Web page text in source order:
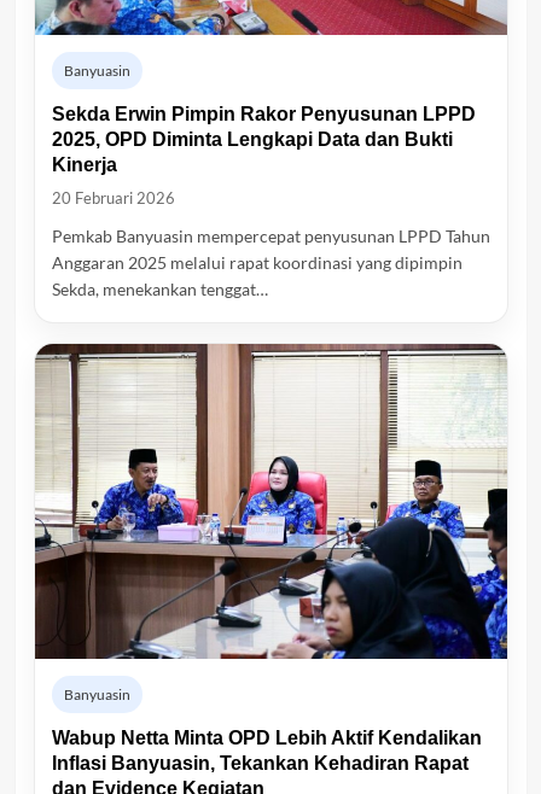
Banyuasin
Sekda Erwin Pimpin Rakor Penyusunan LPPD
2025, OPD Diminta Lengkapi Data dan Bukti
Kinerja
20 Februari 2026
Pemkab Banyuasin mempercepat penyusunan LPPD Tahun
Anggaran 2025 melalui rapat koordinasi yang dipimpin
Sekda, menekankan tenggat…
Banyuasin
Wabup Netta Minta OPD Lebih Aktif Kendalikan
Inflasi Banyuasin, Tekankan Kehadiran Rapat
dan Evidence Kegiatan